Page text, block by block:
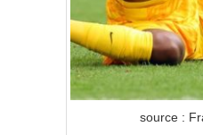
source :